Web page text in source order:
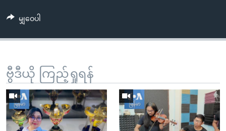
မျှဝေပါ
ဗွီဒီယို ကြည့်ရှုရန်